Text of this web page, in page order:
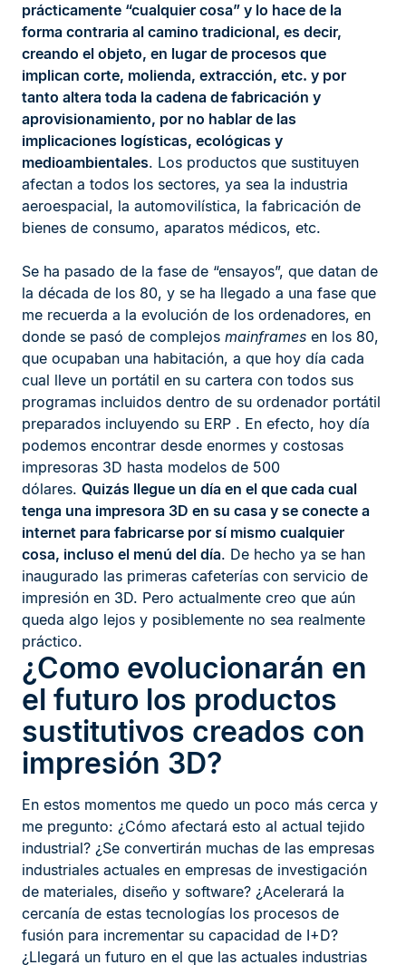
prácticamente “cualquier cosa” y lo hace de la
forma contraria al camino tradicional, es decir,
creando el objeto, en lugar de procesos que
implican corte, molienda, extracción, etc. y por
tanto altera toda la cadena de fabricación y
aprovisionamiento, por no hablar de las
implicaciones logísticas, ecológicas y
medioambientales. Los productos que sustituyen
afectan a todos los sectores, ya sea la industria
aeroespacial, la automovilística, la fabricación de
bienes de consumo, aparatos médicos, etc.
Se ha pasado de la fase de “ensayos”, que datan de
la década de los 80, y se ha llegado a una fase que
me recuerda a la evolución de los ordenadores, en
donde se pasó de complejos mainframes en los 80,
que ocupaban una habitación, a que hoy día cada
cual lleve un portátil en su cartera con todos sus
programas incluidos dentro de su ordenador portátil
preparados incluyendo su ERP . En efecto, hoy día
podemos encontrar desde enormes y costosas
impresoras 3D hasta modelos de 500
dólares. Quizás llegue un día en el que cada cual
tenga una impresora 3D en su casa y se conecte a
internet para fabricarse por sí mismo cualquier
cosa, incluso el menú del día. De hecho ya se han
inaugurado las primeras cafeterías con servicio de
impresión en 3D. Pero actualmente creo que aún
queda algo lejos y posiblemente no sea realmente
práctico.
¿Como evolucionarán en
el futuro los productos
sustitutivos creados con
impresión 3D?
En estos momentos me quedo un poco más cerca y
me pregunto: ¿Cómo afectará esto al actual tejido
industrial? ¿Se convertirán muchas de las empresas
industriales actuales en empresas de investigación
de materiales, diseño y software? ¿Acelerará la
cercanía de estas tecnologías los procesos de
fusión para incrementar su capacidad de I+D?
¿Llegará un futuro en el que las actuales industrias